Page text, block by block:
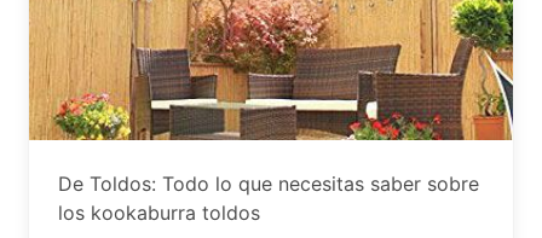
De Toldos: Todo lo que necesitas saber sobre
los kookaburra toldos